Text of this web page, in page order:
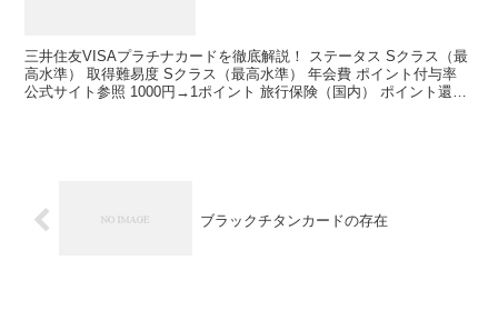
三井住友VISAプラチナカードを徹底解説！ ステータス Sクラス（最
高水準） 取得難易度 Sクラス（最高水準） 年会費 ポイント付与率
公式サイト参照 1000円→1ポイント 旅行保険（国内） ポイント還元
ブラックチタンカードの存在